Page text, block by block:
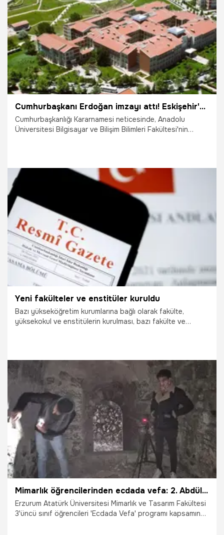
18.07.2025 Eskişehir
Cumhurbaşkanı Erdoğan imzayı attı! Eskişehir'e yeni fakülte müjdesi
Cumhurbaşkanlığı Kararnamesi neticesinde, Anadolu
Üniversitesi Bilgisayar ve Bilişim Bilimleri Fakültesi'nin
14.07.2025
Yeni fakülteler ve enstitüler kuruldu
Bazı yükseköğretim kurumlarına bağlı olarak fakülte,
yüksekokul ve enstitülerin kurulması, bazı fakülte ve
13.07.2025 Gündem
Mimarlık öğrencilerinden ecdada vefa: 2. Abdülhamid yadigarı Sivişli Tabyası, genç mimarların elinde yeniden canlanıyor!
Erzurum Atatürk Üniversitesi Mimarlık ve Tasarım Fakültesi
3'üncü sınıf öğrencileri 'Ecdada Vefa' programı kapsamında